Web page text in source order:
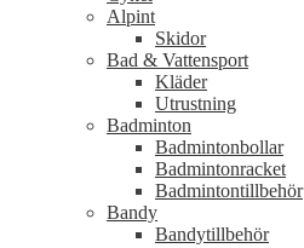
Alpint
Skidor
Bad & Vattensport
Kläder
Utrustning
Badminton
Badmintonbollar
Badmintonracket
Badmintontillbehör
Bandy
Bandytillbehör